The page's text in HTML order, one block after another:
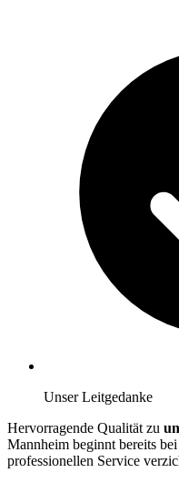
Unser Leitgedanke
Hervorragende Qualität zu
Mannheim beginnt bereits
professionellen Service